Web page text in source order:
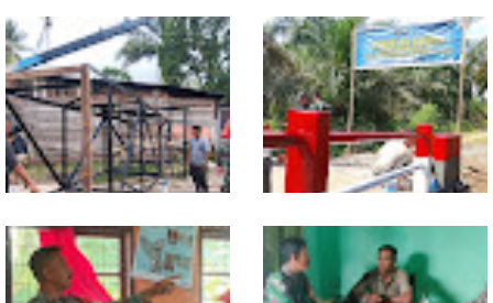
TNI dan Warga Tuntaskan
Jembatan Garuda, Akses
Ekonomi Kian Terbuka
Warung Kopi Jadi Ruang
Komsos, Babinsa Ajak Warga
Jaga Keamanan Lingkungan
Program TNI AD Manunggal Air
Masuki Tahap Pendirian Tower
Sentuhan Akhir Jembatan
Garuda Dikebut, Kodim 0118